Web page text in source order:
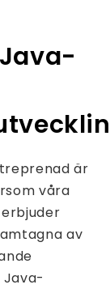
är
våra
av
Java-